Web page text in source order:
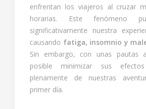
enfrentan los viajeros al cruzar
horarias. Este fenómeno
significativamente nuestra
causando fatiga, insomnio y
Sin embargo, con unas pautas
posible minimizar sus
plenamente de nuestras
primer día.